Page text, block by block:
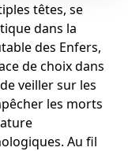
têtes, se
dans la
des Enfers,
de choix dans
veiller sur les
les morts
Au fil